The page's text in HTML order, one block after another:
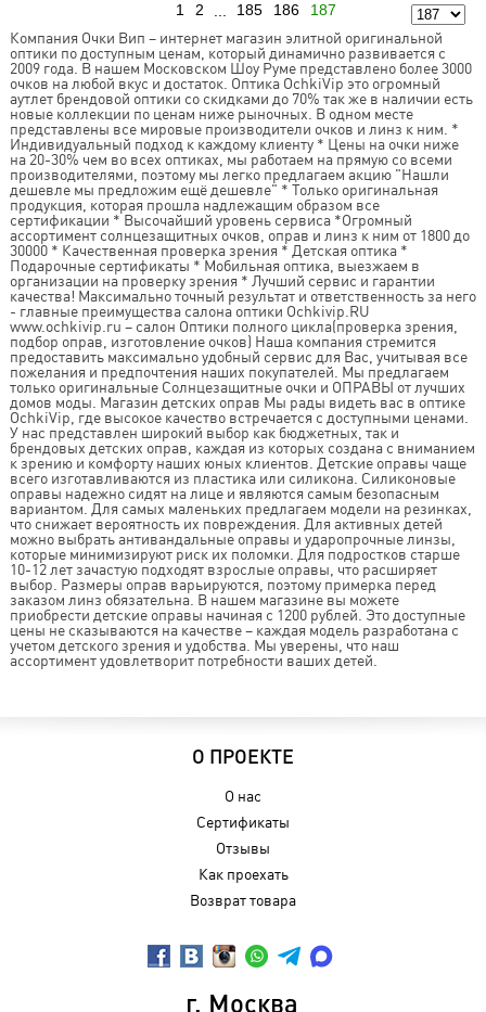
Предыдущая
1 2 185 186 187
Компания Очки Вип – интернет магазин элитной оригинальной
оптики по доступным ценам, который динамично развивается с
2009 года. В нашем Московском Шоу Руме представлено более 3000
очков на любой вкус и достаток. Оптика OchkiVip это огромный
аутлет брендовой оптики со скидками до 70% так же в наличии есть
новые коллекции по ценам ниже рыночных. В одном месте
представлены все мировые производители очков и линз к ним. *
Индивидуальный подход к каждому клиенту * Цены на очки ниже
на 20-30% чем во всех оптиках, мы работаем на прямую со всеми
производителями, поэтому мы легко предлагаем акцию "Нашли
дешевле мы предложим ещё дешевле" * Только оригинальная
продукция, которая прошла надлежащим образом все
сертификации * Высочайший уровень сервиса *Огромный
ассортимент солнцезащитных очков, оправ и линз к ним от 1800 до
30000 * Качественная проверка зрения * Детская оптика *
Подарочные сертификаты * Мобильная оптика, выезжаем в
организации на проверку зрения * Лучший сервис и гарантии
качества! Максимально точный результат и ответственность за него
- главные преимущества салона оптики Ochkivip.RU
www.ochkivip.ru – салон Оптики полного цикла(проверка зрения,
подбор оправ, изготовление очков) Наша компания стремится
предоставить максимально удобный сервис для Вас, учитывая все
пожелания и предпочтения наших покупателей. Мы предлагаем
только оригинальные Солнцезащитные очки и ОПРАВЫ от лучших
домов моды. Магазин детских оправ Мы рады видеть вас в оптике
OchkiVip, где высокое качество встречается с доступными ценами.
У нас представлен широкий выбор как бюджетных, так и
брендовых детских оправ, каждая из которых создана с вниманием
к зрению и комфорту наших юных клиентов. Детские оправы чаще
всего изготавливаются из пластика или силикона. Силиконовые
оправы надежно сидят на лице и являются самым безопасным
вариантом. Для самых маленьких предлагаем модели на резинках,
что снижает вероятность их повреждения. Для активных детей
можно выбрать антивандальные оправы и ударопрочные линзы,
которые минимизируют риск их поломки. Для подростков старше
10-12 лет зачастую подходят взрослые оправы, что расширяет
выбор. Размеры оправ варьируются, поэтому примерка перед
заказом линз обязательна. В нашем магазине вы можете
приобрести детские оправы начиная с 1200 рублей. Это доступные
цены не сказываются на качестве – каждая модель разработана с
учетом детского зрения и удобства. Мы уверены, что наш
ассортимент удовлетворит потребности ваших детей.
О ПРОЕКТЕ
О нас
Сертификаты
Отзывы
Как проехать
Возврат товара